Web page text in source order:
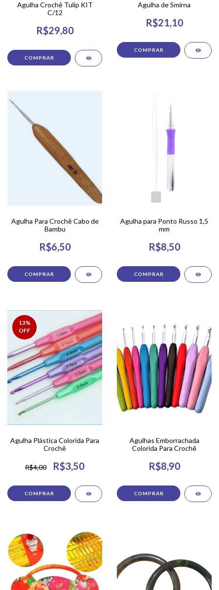
Agulha Crochê Tulip KIT
C/12
R$29,80
COMPRAR
Agulha de Smirna
R$21,10
Agulha Para Crochê Cabo de
Bambu
R$6,50
COMPRAR
Agulha para Ponto Russo 1,5
mm
R$8,50
13%
OFF
Agulha Plástica Colorida Para
Crochê
R$4,00 R$3,50
COMPRAR
Agulhas Emborrachada
Colorida Para Crochê
R$8,90
COMPRAR